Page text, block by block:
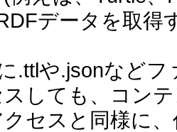
データを取得
.ttlや.jsonなど
スしても、コン
クセスと同様に